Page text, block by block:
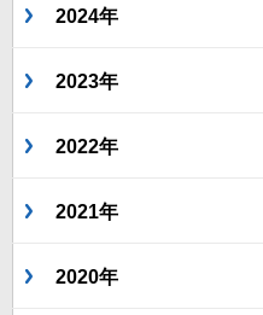
2024年
2023年
2022年
2021年
2020年